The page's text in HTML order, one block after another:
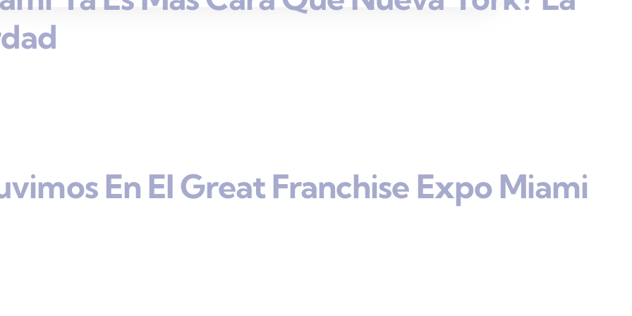
En El Great Franchise Expo Miami